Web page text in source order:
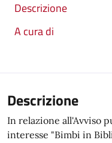
Descrizione
A cura di
Descrizione
In relazione all'Avviso
interesse "Bimbi in